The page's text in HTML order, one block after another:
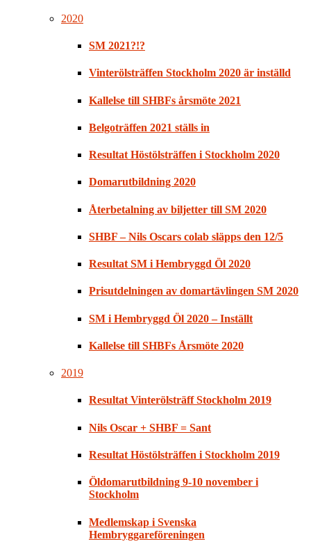
2020
SM 2021?!?
Vinterölsträffen Stockholm 2020 är inställd
Kallelse till SHBFs årsmöte 2021
Belgoträffen 2021 ställs in
Resultat Höstölsträffen i Stockholm 2020
Domarutbildning 2020
Återbetalning av biljetter till SM 2020
SHBF – Nils Oscars colab släpps den 12/5
Resultat SM i Hembryggd Öl 2020
Prisutdelningen av domartävlingen SM 2020
SM i Hembryggd Öl 2020 – Inställt
Kallelse till SHBFs Årsmöte 2020
2019
Resultat Vinterölsträff Stockholm 2019
Nils Oscar + SHBF = Sant
Resultat Höstölsträffen i Stockholm 2019
Öldomarutbildning 9-10 november i
Stockholm
Medlemskap i Svenska
Hembryggareföreningen